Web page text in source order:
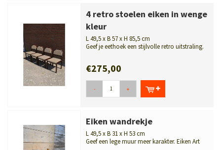
4 retro stoelen eiken in wenge
kleur
L 49,5 x B 57 x H 85,5 cm
Geef je eethoek een stijlvolle retro uitstraling.
€275,00
- +
Eiken wandrekje
L 49,5 x B 31 x H 53 cm
Geef een lege muur meer karakter. Eiken Art